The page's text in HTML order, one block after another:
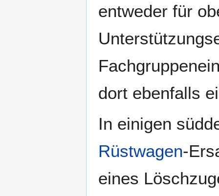
entweder für
dort ebenfalls
In einigen
Rüstwagen-
eines